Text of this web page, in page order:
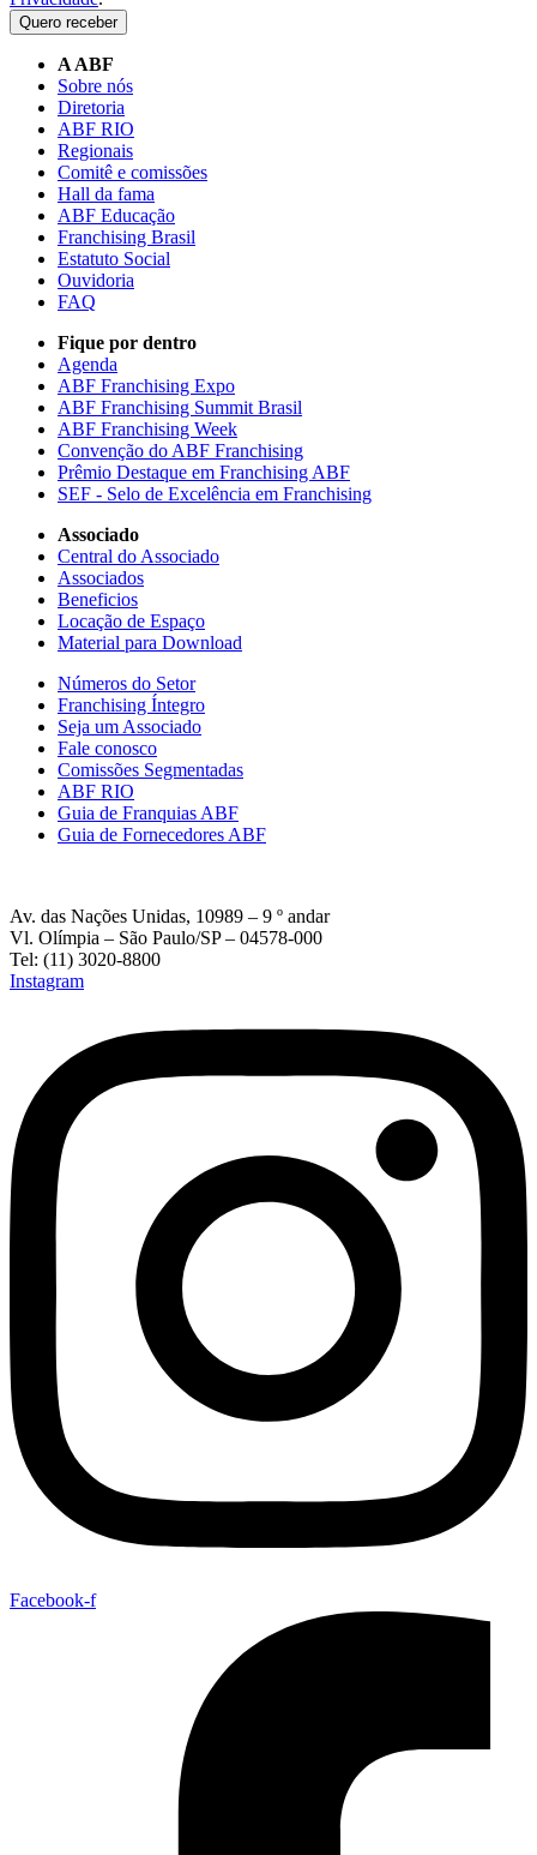
Quero receber
A ABF
Sobre nós
Diretoria
ABF RIO
Regionais
Comitê e comissões
Hall da fama
ABF Educação
Franchising Brasil
Estatuto Social
Ouvidoria
FAQ
Fique por dentro
Agenda
ABF Franchising Expo
ABF Franchising Summit Brasil
ABF Franchising Week
Convenção do ABF Franchising
Prêmio Destaque em Franchising ABF
SEF - Selo de Excelência em Franchising
Associado
Central do Associado
Associados
Beneficios
Locação de Espaço
Material para Download
Números do Setor
Franchising Íntegro
Seja um Associado
Fale conosco
Comissões Segmentadas
ABF RIO
Guia de Franquias ABF
Guia de Fornecedores ABF
Av. das Nações Unidas, 10989 – 9 º andar
Vl. Olímpia – São Paulo/SP – 04578-000
Tel: (11) 3020-8800
Instagram
Facebook-f